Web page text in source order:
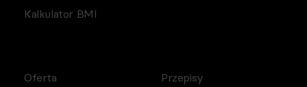
Kalkulator BMI
Oferta Przepisy